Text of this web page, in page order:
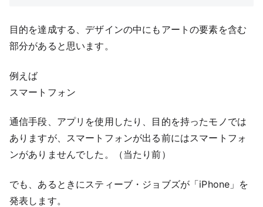
目的を達成する、デザインの中にもアートの要素を含む
部分があると思います。
例えば
スマートフォン
通信手段、アプリを使用したり、目的を持ったモノでは
ありますが、スマートフォンが出る前にはスマートフォ
ンがありませんでした。（当たり前）
でも、あるときにスティーブ・ジョブズが「iPhone」を
発表します。